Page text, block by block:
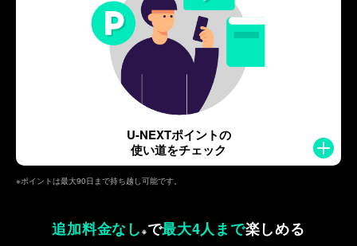
U-NEXTポイントの
使い道をチェック
※ポイントは最大90日まで持ち越し可能です。
追加料金なし ※で最大4人まで楽しめる